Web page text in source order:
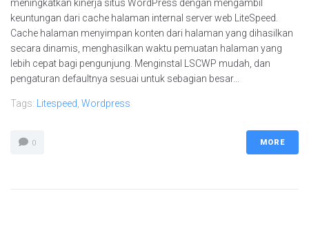
meningkatkan kinerja situs WordPress dengan mengambil
keuntungan dari cache halaman internal server web LiteSpeed.
Cache halaman menyimpan konten dari halaman yang dihasilkan
secara dinamis, menghasilkan waktu pemuatan halaman yang
lebih cepat bagi pengunjung. Menginstal LSCWP mudah, dan
pengaturan defaultnya sesuai untuk sebagian besar...
Tags: Litespeed Wordpress
0 MORE